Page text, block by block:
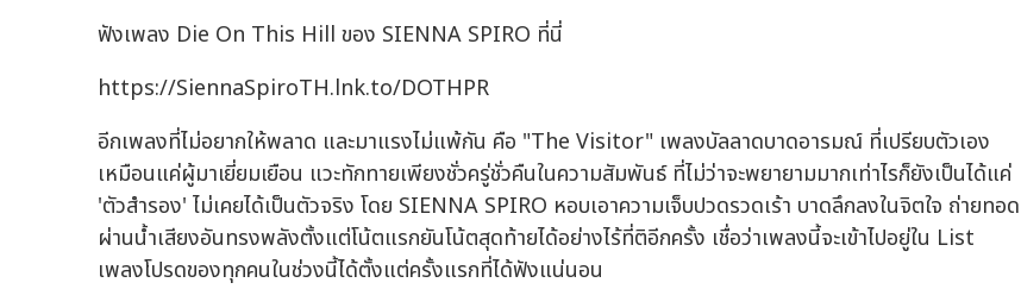
ฟังเพลง Die On This Hill ของ SIENNA SPIRO ที่นี่
https://SiennaSpiroTH.lnk.to/DOTHPR
อีกเพลงที่ไม่อยากให้พลาด และมาแรงไม่แพ้กัน คือ "The Visitor" เพลงบัลลาดบาดอารมณ์ ที่เปรียบตัวเอง
เหมือนแค่ผู้มาเยี่ยมเยือน แวะทักทายเพียงชั่วครู่ชั่วคืนในความสัมพันธ์ ที่ไม่ว่าจะพยายามมากเท่าไรก็ยังเป็นได้แค่
'ตัวสำรอง' ไม่เคยได้เป็นตัวจริง โดย SIENNA SPIRO หอบเอาความเจ็บปวดรวดเร้า บาดลึกลงในจิตใจ ถ่ายทอด
ผ่านน้ำเสียงอันทรงพลังตั้งแต่โน้ตแรกยันโน้ตสุดท้ายได้อย่างไร้ที่ติอีกครั้ง เชื่อว่าเพลงนี้จะเข้าไปอยู่ใน List
เพลงโปรดของทุกคนในช่วงนี้ได้ตั้งแต่ครั้งแรกที่ได้ฟังแน่นอน